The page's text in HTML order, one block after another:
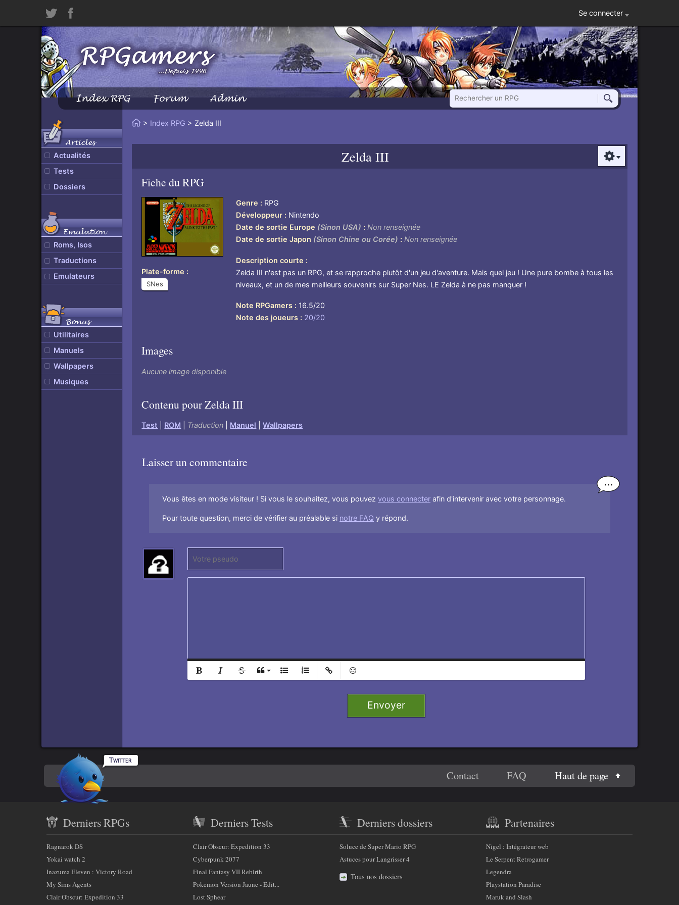
Twitter
Facebook Se connecter
Index RPG Forum Admin
Rechercher un RPG
Rechercher
Menu
Principal
Articles
Actualités
Tests
Dossiers
Emulation
Roms, Isos
Traductions
Emulateurs
Bonus
Utilitaires
Manuels
Wallpapers
Musiques
Vous
Accueil
> Index RPG > Zelda III
Zelda III Options
Fiche du RPG
Plate-forme
SNes
Genre
RPG
Développeur
Nintendo
Date de sortie Europe (Sinon USA)
Non renseignée
Date de sortie Japon (Sinon Chine ou Corée) Non renseignée
Description courte
Zelda III n'est pas un RPG, et se rapproche plutôt d'un jeu d'aventure. Mais quel jeu ! Une pure bombe à tous les
niveaux, et un de mes meilleurs souvenirs sur Super Nes. LE Zelda à ne pas manquer !
Note RPGamers
16.5/20
Note des joueurs
20/20
Images
Aucune image disponible
Contenu pour Zelda III
Test ROM Traduction Manuel |Wallpapers
Laisser un commentaire
Vous êtes en mode visiteur ! Si vous le souhaitez, vous pouvezvous connecter afin d'intervenir avec votre personnage.
Pour toute question, merci de vérifier au préalable si notre FAQ y répond.
c
)
Normal
Titre 4
Ajouter
Envoyer
En
savoir
plus
sur
nous
Rpgamers
sur
Twitter
Contact FAQ Haut de page
récent
et
partenaires
Derniers RPGs
Ragnarok DS
Yokai watch 2
Inazuma Eleven : Victory Road
My Sims Agents
Clair Obscur: Expedition 33
Derniers Tests
Clair Obscur: Expedition 33
Cyberpunk 2077
Final Fantasy VII Rebirth
Pokemon Version Jaune - Edit...
Lost Sphear
Derniers dossiers
Soluce de Super Mario RPG
Astuces pour Langrisser 4
Tous nos dossiers
Partenaires
Nigel : Intégrateur web
Le Serpent Retrogamer
Legendra
Playstation Paradise
Maruk and Slash